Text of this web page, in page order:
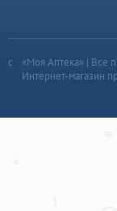
«Моя Аптека» | Все
Интернет-магазин